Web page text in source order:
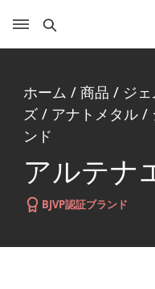
ホーム / 商品 / ジ
ズ/ アナトメタル/
ンド
アルテナ
BJVP認証ブランド